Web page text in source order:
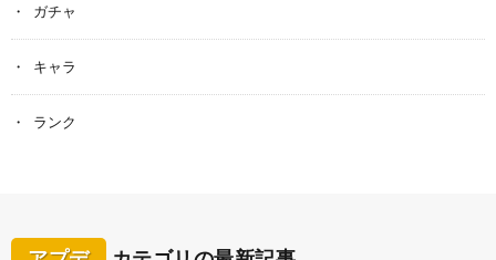
ガチャ
キャラ
ランク